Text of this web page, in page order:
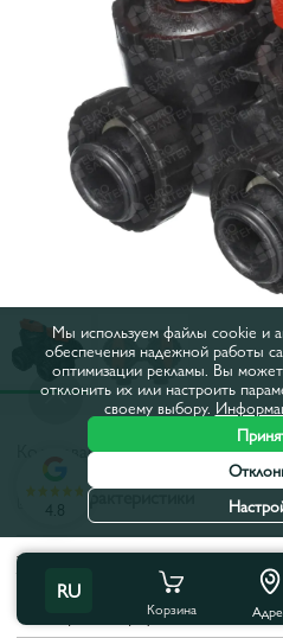
Код товара:47EK0558
Все характеристики
Характеристики продукта
Материал корпуса:
RU
Корзина
4.8
Мы используем файлы cookie и
обеспечения надежной работы
оптимизации рекламы. Вы
отклонить их или настроить
своему выбору.